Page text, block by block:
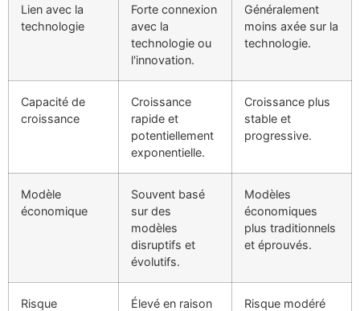
Lien avec la
technologie
Forte connexion
avec la
technologie ou
l'innovation.
Généralement
moins axée sur la
technologie.
Capacité de
croissance
Croissance
rapide et
potentiellement
exponentielle.
Croissance plus
stable et
progressive.
Modèle
économique
Souvent basé
sur des
modèles
disruptifs et
évolutifs.
Modèles
économiques
plus traditionnels
et éprouvés.
Risque
Élevé en raison
Risque modéré